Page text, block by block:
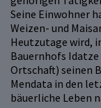
Seine Einwohner
Weizen- und
Heutzutage wird,
Bauernhofs
Ortschaft) seinen
Mendata in den
bäuerliche Leben